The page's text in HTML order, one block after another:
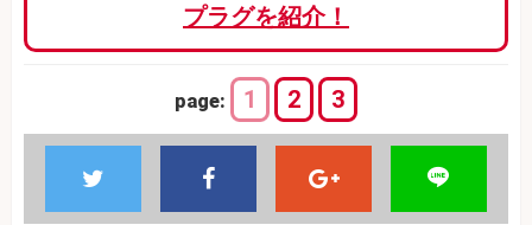
プラグを紹介！
page: 1 2 3